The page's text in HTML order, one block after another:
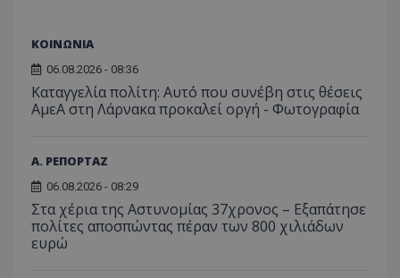
ΚΟΙΝΩΝΙΑ
06.08.2026 - 08:36
Καταγγελία πολίτη: Αυτό που συνέβη στις θέσεις
ΑμεΑ στη Λάρνακα προκαλεί οργή - Φωτογραφία
Α. ΡΕΠΟΡΤΑΖ
06.08.2026 - 08:29
Στα χέρια της Αστυνομίας 37χρονος – Εξαπάτησε
πολίτες αποσπώντας πέραν των 800 χιλιάδων
ευρώ